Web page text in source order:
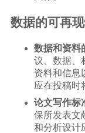
数据的可再
数据和资料
议、数据、
资料和信息
应在投稿时
论文写作标
保所发表文
和分析设计